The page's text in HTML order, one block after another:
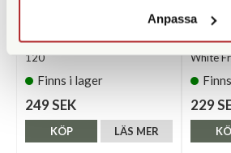
Anpassa
CineStill Xpro 50 Daylight C-41
120
Finns i lager
249 SEK
LÄS MER
KÖP
Polaroid
White
229